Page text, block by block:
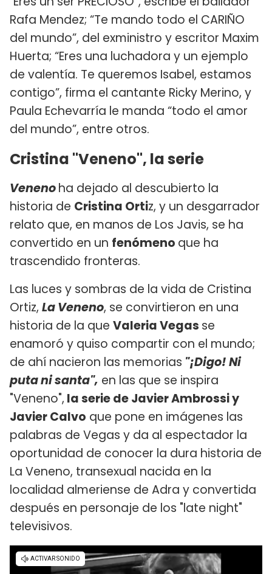
Rafa Mendez; “Te mando todo el CARIÑO
del mundo”, del exministro y escritor Maxim
Huerta; “Eres una luchadora y un ejemplo
de valentía. Te queremos Isabel, estamos
contigo”, firma el cantante Ricky Merino, y
Paula Echevarría le manda “todo el amor
del mundo”, entre otros.
Cristina "Veneno", la serie
Venenoha dejado al descubierto la
historia de Cristina Ortiz, y un desgarrador
relato que, en manos de Los Javis, se ha
convertido en un fenómeno que ha
trascendido fronteras.
Las luces y sombras de la vida de Cristina
Ortiz, La Veneno, se convirtieron en una
historia de la que Valeria Vegas se
enamoró y quiso compartir con el mundo;
de ahí nacieron las memorias "¡Digo! Ni
puta ni santa", en las que se inspira
"Veneno", la serie de Javier Ambrossi y
Javier Calvo que pone en imágenes las
palabras de Vegas y da al espectador la
oportunidad de conocer la dura historia de
La Veneno, transexual nacida en la
localidad almeriense de Adra y convertida
después en personaje de los "late night"
televisivos.